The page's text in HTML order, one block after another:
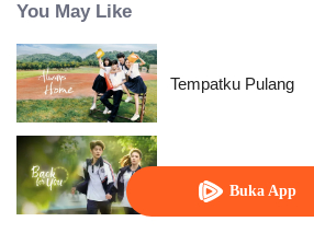
Buka App
You May Like
Tempatku Pulang
Melawan Waktu